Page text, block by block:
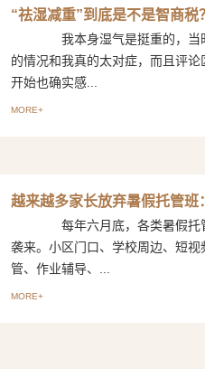
“祛湿减重”到底是不是智商税？
我本身湿气是挺重的，当时
的情况和我真的太对症，而且
开始也确实感...
MORE+
越来越多家长放弃暑假托管班
每年六月底，各类暑假托管
袭来。小区门口、学校周边、短
管、作业辅导、...
MORE+